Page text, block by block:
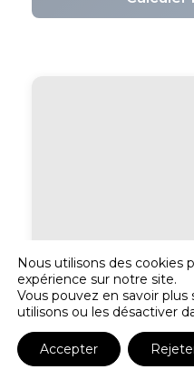
Nous utilisons des cookies
expérience sur notre site.
Vous pouvez en savoir
utilisons ou les désactiver
Accepter